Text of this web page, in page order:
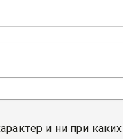
и ни при